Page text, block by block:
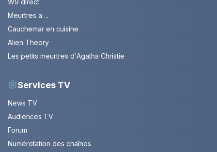
W9 direct
Meurtres a ...
Cauchemar en cuisine
Alien Theory
Les petits meurtres d'Agatha Christie
Services TV
News TV
Audiences TV
Forum
Numérotation des chaînes